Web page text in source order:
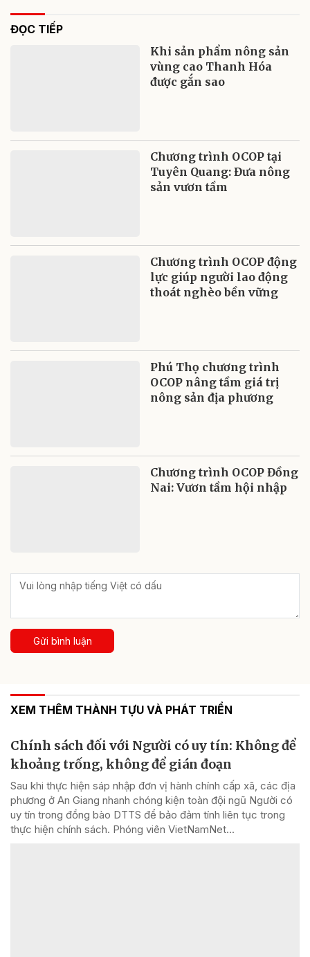
ĐỌC TIẾP
Khi sản phẩm nông sản
vùng cao Thanh Hóa
được gắn sao
Chương trình OCOP tại
Tuyên Quang: Đưa nông
sản vươn tầm
Chương trình OCOP động
lực giúp người lao động
thoát nghèo bền vững
Phú Thọ chương trình
OCOP nâng tầm giá trị
nông sản địa phương
Chương trình OCOP Đồng
Nai: Vươn tầm hội nhập
Gửi bình luận
XEM THÊM THÀNH TỰU VÀ PHÁT TRIỂN
Chính sách đối với Người có uy tín: Không để
khoảng trống, không để gián đoạn
Sau khi thực hiện sáp nhập đơn vị hành chính cấp xã, các địa
phương ở An Giang nhanh chóng kiện toàn đội ngũ Người có
uy tín trong đồng bào DTTS để bảo đảm tính liên tục trong
thực hiện chính sách. Phóng viên VietNamNet...